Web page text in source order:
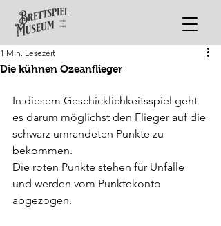
Die kühnen Ozeanflieger
1 Min. Lesezeit
In diesem Geschicklichkeitsspiel geht
es darum möglichst den Flieger auf die
schwarz umrandeten Punkte zu
bekommen.
Die roten Punkte stehen für Unfälle
und werden vom Punktekonto
abgezogen.